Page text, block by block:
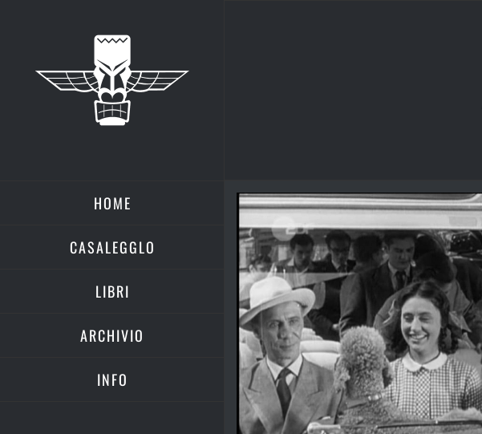
HOME
CASALEGGLO
LIBRI
ARCHIVIO
INFO
Ingrandisci
immagine